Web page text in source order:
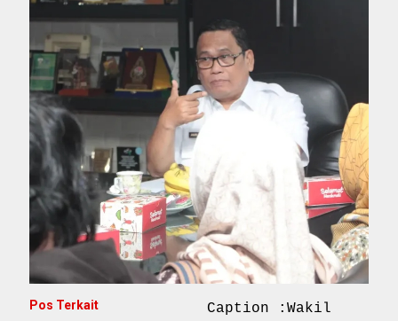
Caption :Wakil
Pos Terkait